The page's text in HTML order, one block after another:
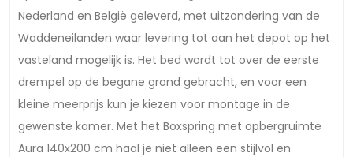
Nederland en België geleverd, met uitzondering van de
Waddeneilanden waar levering tot aan het depot op het
vasteland mogelijk is. Het bed wordt tot over de eerste
drempel op de begane grond gebracht, en voor een
kleine meerprijs kun je kiezen voor montage in de
gewenste kamer. Met het Boxspring met opbergruimte
Aura 140x200 cm haal je niet alleen een stijlvol en